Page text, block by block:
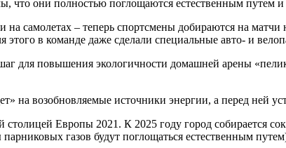
что они полностью поглощаются естественным путем
на самолетах – теперь спортсмены добираются на
этого в команде даже сделали специальные авто- и
для повышения экологичности домашней арены
на возобновляемые источники энергии, а перед ней
столицей Европы 2021. К 2025 году город собирается
газов будут поглощаться естественным